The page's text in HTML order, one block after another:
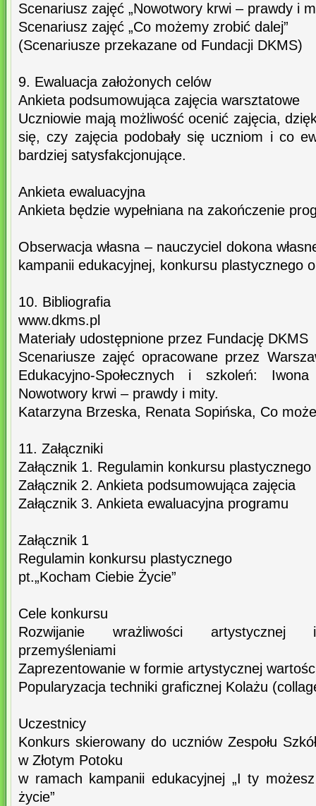
Scenariusz zajęć „Nowotwory krwi – prawdy i
Scenariusz zajęć „Co możemy zrobić dalej”
(Scenariusze przekazane od Fundacji DKMS)
9. Ewaluacja założonych celów
Ankieta podsumowująca zajęcia warsztatowe
Uczniowie mają możliwość ocenić zajęcia,
się, czy zajęcia podobały się uczniom i co
bardziej satysfakcjonujące.
Ankieta ewaluacyjna
Ankieta będzie wypełniana na zakończenie
Obserwacja własna – nauczyciel dokona
kampanii edukacyjnej, konkursu plastycznego
10. Bibliografia
www.dkms.pl
Materiały udostępnione przez Fundację DKMS
Scenariusze zajęć opracowane przez
Edukacyjno-Społecznych i szkoleń:
Nowotwory krwi – prawdy i mity.
Katarzyna Brzeska, Renata Sopińska, Co
11. Załączniki
Załącznik 1. Regulamin konkursu plastycznego
Załącznik 2. Ankieta podsumowująca zajęcia
Załącznik 3. Ankieta ewaluacyjna programu
Załącznik 1
Regulamin konkursu plastycznego
pt.„Kocham Ciebie Życie”
Cele konkursu
Rozwijanie wrażliwości artystycznej
przemyśleniami
Zaprezentowanie w formie artystycznej
Popularyzacja techniki graficznej Kolażu
Uczestnicy
Konkurs skierowany do uczniów Zespołu
w Złotym Potoku
w ramach kampanii edukacyjnej „I ty
życie”